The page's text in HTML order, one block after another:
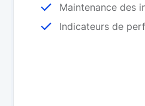
Maintenance des
Indicateurs de